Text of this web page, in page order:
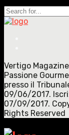
Search
for:
Vertigo
Passione
presso il
09/06/2017.
07/09/2017.
Rights Reserved